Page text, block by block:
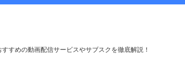
すめの動画配信サービスやサブスクを徹底解説！